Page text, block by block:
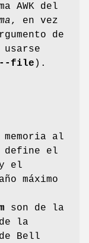
AWK del
, en vez
de
--file ).
al
define el
y el
máximo
son de la
la
Bell